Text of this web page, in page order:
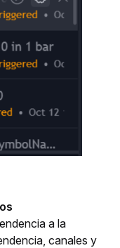
a la
canales y